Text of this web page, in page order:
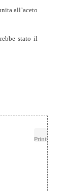
all’aceto
stato il
Print